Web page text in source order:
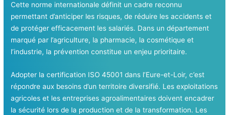
Cette norme internationale définit un cadre reconnu
permettant d’anticiper les risques, de réduire les accidents et
de protéger efficacement les salariés. Dans un département
marqué par l’agriculture, la pharmacie, la cosmétique et
l’industrie, la prévention constitue un enjeu prioritaire.
Adopter la certification ISO 45001 dans l’Eure-et-Loir, c’est
répondre aux besoins d’un territoire diversifié. Les exploitations
agricoles et les entreprises agroalimentaires doivent encadrer
la sécurité lors de la production et de la transformation. Les